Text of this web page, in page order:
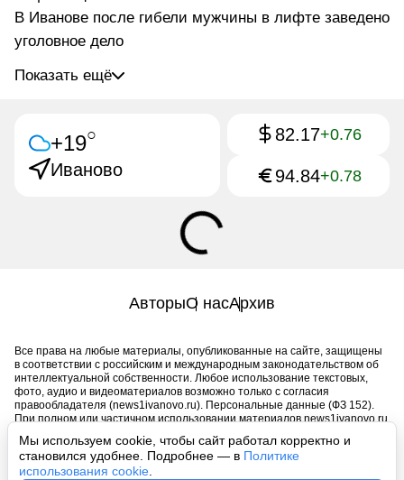
Мы используем cookie, чтобы сайт работал корректно и
становился удобнее. Подробнее — в Политике
использования cookie
В Иванове после гибели мужчины в лифте заведено
уголовное дело
Показать ещё
+19○
Иваново
82.17+0.76
94.84+0.78
АвторыО насАрхив
Все права на любые материалы, опубликованные на сайте, защищены
в соответствии с российским и международным законодательством об
интеллектуальной собственности. Любое использование текстовых,
фото, аудио и видеоматериалов возможно только с согласия
правообладателя (news1ivanovo.ru). Персональные данные (ФЗ 152).
При полном или частичном использовании материалов news1ivanovo.ru
обязательна. Запрещено для детей. Оригинал текста:
https://news1ivanovo.ru/